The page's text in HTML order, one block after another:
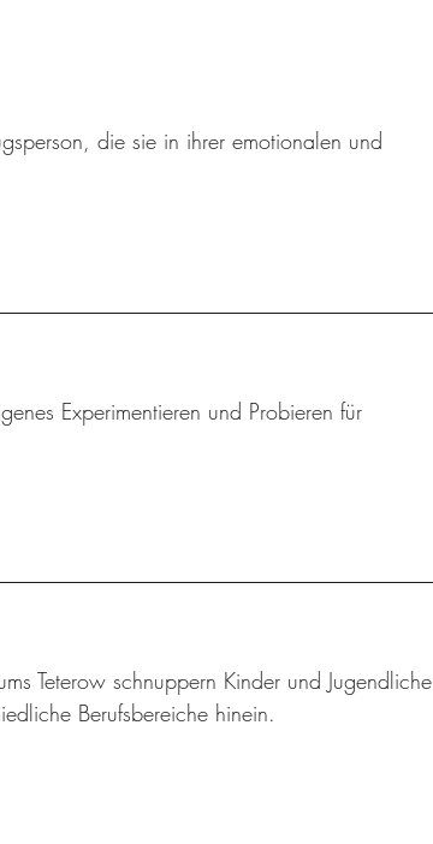
die sie in ihrer emotionalen und
Experimentieren und Probieren für
Teterow schnuppern Kinder und Jugendliche
Berufsbereiche hinein.